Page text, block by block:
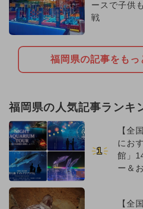
ースで子供
戦
福岡県の記事をもっ
福岡県の人気記事ランキ
1
【全
にお
館」
ー＆
【全